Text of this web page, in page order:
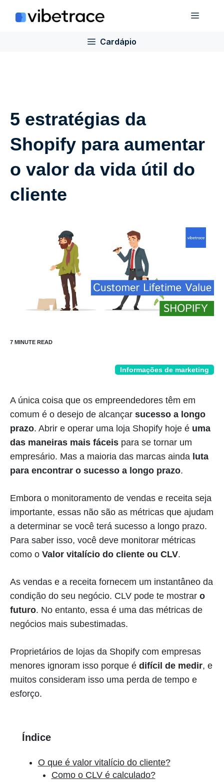
para
Cardápio
5 estratégias da
Shopify para aumentar
o valor da vida útil do
cliente
Informações de marketing
A única coisa que os empreendedores têm em
comum é o desejo de alcançar sucesso a longo
prazo. Abrir e operar uma loja Shopify hoje é uma
das maneiras mais fáceis para se tornar um
empresário. Mas a maioria das marcas ainda luta
para encontrar o sucesso a longo prazo.
Embora o monitoramento de vendas e receita seja
importante, essas não são as métricas que ajudam
a determinar se você terá sucesso a longo prazo.
Para saber isso, você deve monitorar métricas
como o Valor vitalício do cliente ou CLV.
As vendas e a receita fornecem um instantâneo da
condição do seu negócio. CLV pode te mostrar o
futuro. No entanto, essa é uma das métricas de
negócios mais subestimadas.
Proprietários de lojas da Shopify com empresas
menores ignoram isso porque é difícil de medir, e
muitos consideram isso uma perda de tempo e
esforço.
Índice
O que é valor vitalício do cliente?
Como o CLV é calculado?